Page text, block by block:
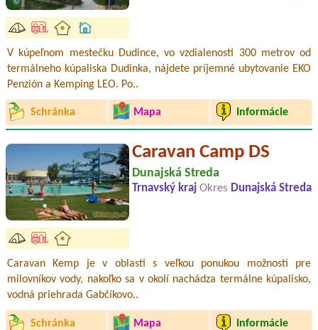
V kúpeľnom mestečku Dudince, vo vzdialenosti 300 metrov od
termálneho kúpaliska Dudinka, nájdete príjemné ubytovanie EKO
Penzión a Kemping LEO. Po..
Schránka Mapa Informácie
Caravan Camp DS
Dunajská Streda
Trnavský kraj Okres Dunajská Streda
Caravan Kemp je v oblasti s veľkou ponukou možností pre
milovníkov vody, nakoľko sa v okolí nachádza termálne kúpalisko,
vodná priehrada Gabčíkovo..
Schránka Mapa Informácie